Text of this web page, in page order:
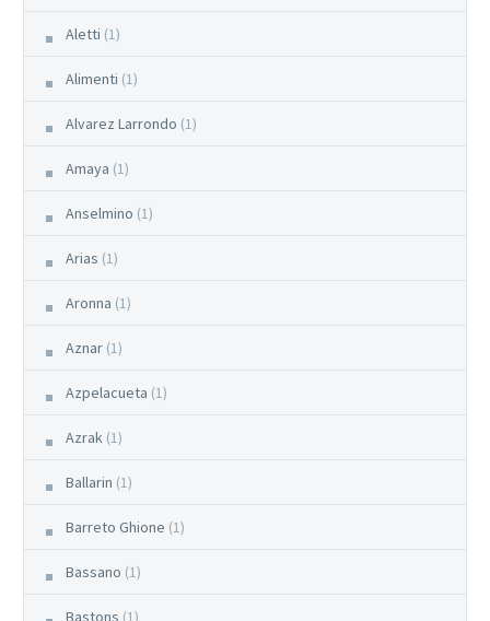
Aletti (1)
Alimenti (1)
Alvarez Larrondo (1)
Amaya (1)
Anselmino (1)
Arias (1)
Aronna (1)
Aznar (1)
Azpelacueta (1)
Azrak (1)
Ballarin (1)
Barreto Ghione (1)
Bassano (1)
Bastons (1)